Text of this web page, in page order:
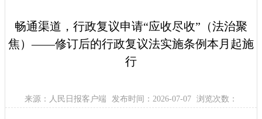
畅通渠道，行政复议申请“应收尽收”（法治聚
焦）——修订后的行政复议法实施条例本月起施
行
来源：人民日报客户端 发布时间：2026-07-07 浏览次数：